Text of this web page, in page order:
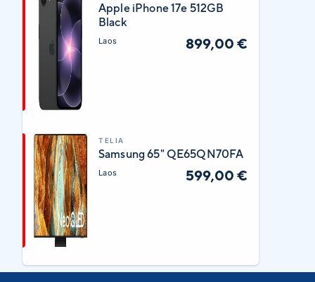
Apple iPhone 17e 512GB
Black
Laos 899,00 €
TELIA
Samsung 65" QE65QN70FA
Laos 599,00 €